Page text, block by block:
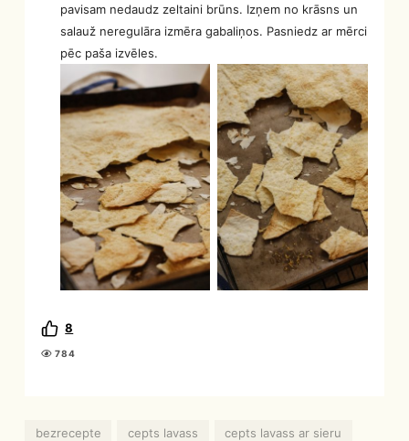
pavisam nedaudz zeltaini brūns. Izņem no krāsns un
salauž neregulāra izmēra gabaliņos. Pasniedz ar mērci
pēc paša izvēles.
8
784
bezrecepte cepts lavass cepts lavass ar sieru